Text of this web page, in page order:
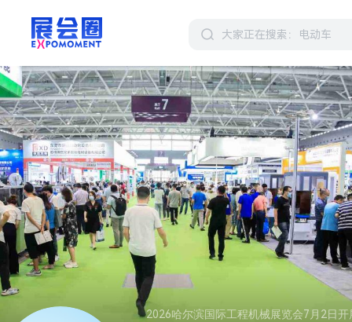
2026哈尔滨国际工程机械展览会7月2日开